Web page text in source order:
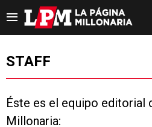
STAFF
Éste es el equipo editorial
Millonaria: